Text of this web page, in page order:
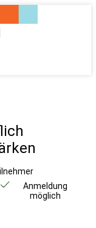
Anmeldung
möglich